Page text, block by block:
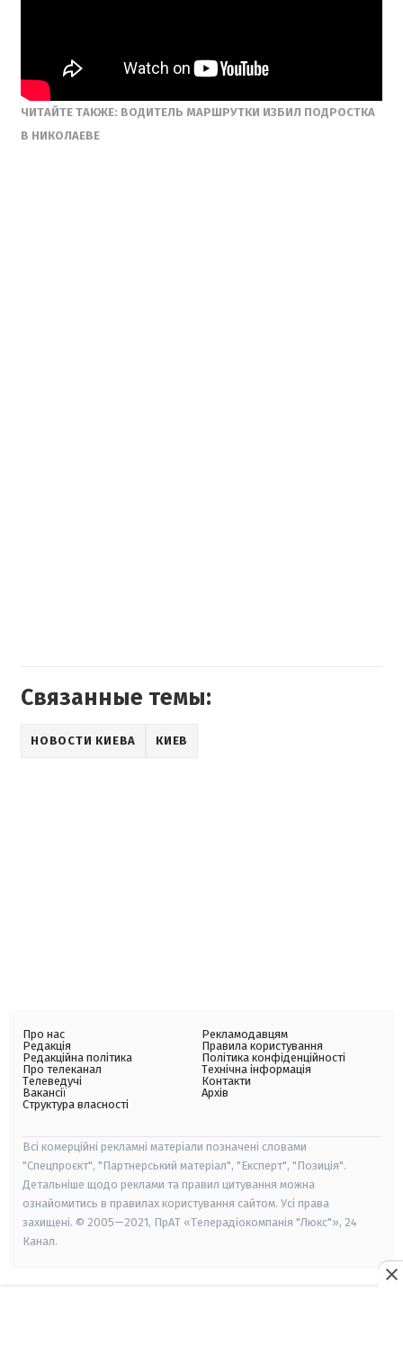
ЧИТАЙТЕ ТАКЖЕ: ВОДИТЕЛЬ МАРШРУТКИ ИЗБИЛ ПОДРОСТКА
В НИКОЛАЕВЕ
Связанные темы:
НОВОСТИ КИЕВА КИЕВ
Про нас
Редакція
Редакційна політика
Про телеканал
Телеведучі
Вакансії
Структура власності
Рекламодавцям
Правила користування
Політика конфіденційності
Технічна інформація
Контакти
Архів
Всі комерційні рекламні матеріали позначені словами
"Спецпроєкт", "Партнерський матеріал", "Експерт", "Позиція".
Детальніше щодо реклами та правил цитування можна
ознайомитись в правилах користування сайтом. Усі права
захищені. © 2005—2021, ПрАТ «Телерадіокомпанія "Люкс"», 24
Канал.